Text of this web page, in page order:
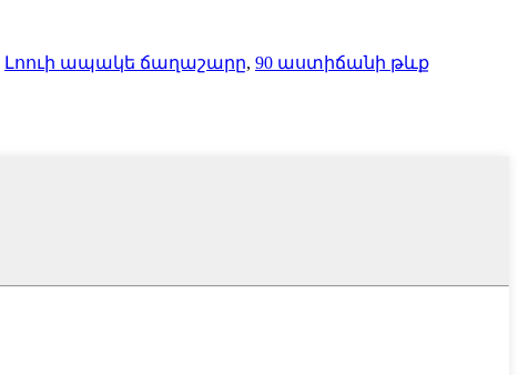
Լոուի ապակե ճաղաշարը, 90 աստիճանի թևք